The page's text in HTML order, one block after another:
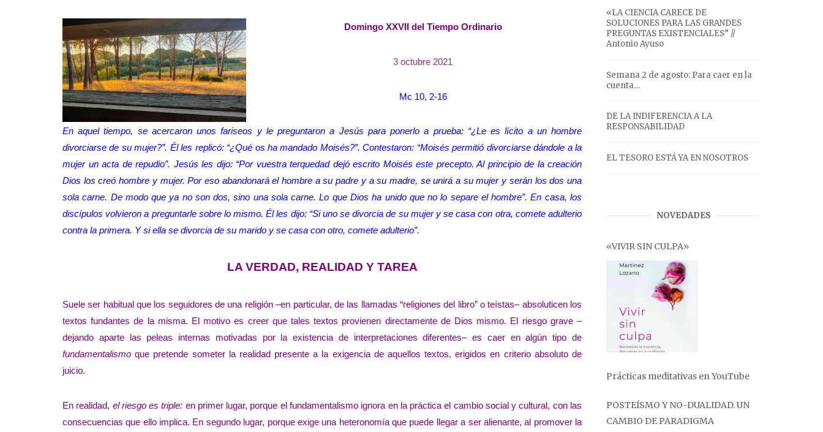
Domingo XXVII del Tiempo Ordinario
3 octubre 2021
Mc 10, 2-16
En aquel tiempo, se acercaron unos fariseos y le preguntaron a Jesús para ponerlo a prueba: “¿Le es lícito a un hombre
divorciarse de su mujer?”. Él les replicó: “¿Qué os ha mandado Moisés?”. Contestaron: “Moisés permitió divorciarse dándole a la
mujer un acta de repudio”. Jesús les dijo: “Por vuestra terquedad dejó escrito Moisés este precepto. Al principio de la creación
Dios los creó hombre y mujer. Por eso abandonará el hombre a su padre y a su madre, se unirá a su mujer y serán los dos una
sola carne. De modo que ya no son dos, sino una sola carne. Lo que Dios ha unido que no lo separe el hombre”. En casa, los
discípulos volvieron a preguntarle sobre lo mismo. Él les dijo: “Si uno se divorcia de su mujer y se casa con otra, comete adulterio
contra la primera. Y si ella se divorcia de su marido y se casa con otro, comete adulterio”.
LA VERDAD, REALIDAD Y TAREA
Suele ser habitual que los seguidores de una religión –en particular, de las llamadas “religiones del libro” o teístas– absoluticen los
textos fundantes de la misma. El motivo es creer que tales textos provienen directamente de Dios mismo. El riesgo grave –
dejando aparte las peleas internas motivadas por la existencia de interpretaciones diferentes– es caer en algún tipo de
fundamentalismo que pretende someter la realidad presente a la exigencia de aquellos textos, erigidos en criterio absoluto de
juicio.
En realidad, el riesgo es triple: en primer lugar, porque el fundamentalismo ignora en la práctica el cambio social y cultural, con las
consecuencias que ello implica. En segundo lugar, porque exige una heteronomía que puede llegar a ser alienante, al promover la
«LA CIENCIA CARECE DE
SOLUCIONES PARA LAS GRANDES
PREGUNTAS EXISTENCIALES” //
Antonio Ayuso
Semana 2 de agosto: Para caer en la
cuenta…
DE LA INDIFERENCIA A LA
RESPONSABILIDAD
EL TESORO ESTÁ YA EN NOSOTROS
NOVEDADES
«VIVIR SIN CULPA»
Prácticas meditativas en YouTube
POSTEÍSMO Y NO-DUALIDAD. UN
CAMBIO DE PARADIGMA